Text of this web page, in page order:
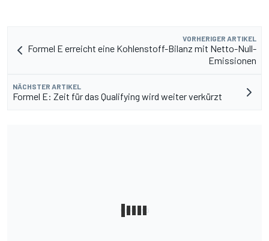
VORHERIGER ARTIKEL
Formel E erreicht eine Kohlenstoff-Bilanz mit Netto-Null-
Emissionen
NÄCHSTER ARTIKEL
Formel E: Zeit für das Qualifying wird weiter verkürzt